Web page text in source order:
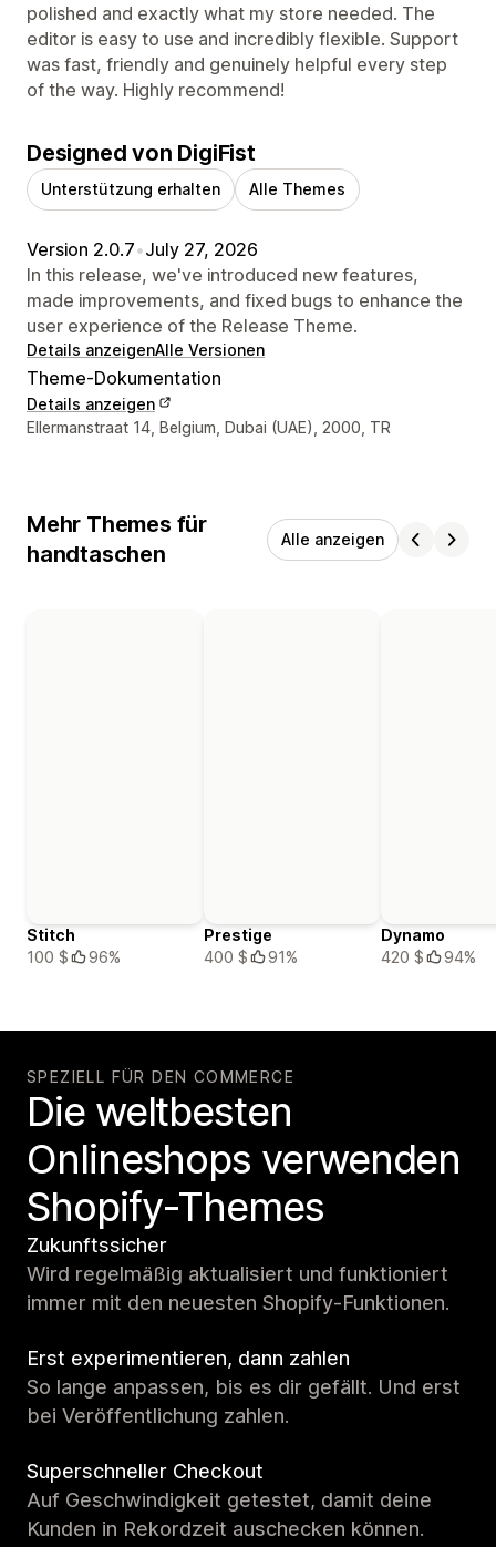
polished and exactly what my store needed. The
editor is easy to use and incredibly flexible. Support
was fast, friendly and genuinely helpful every step
of the way. Highly recommend!
Designed von DigiFist
Unterstützung erhalten Alle Themes
Version 2.0.7•July 27, 2026
In this release, we've introduced new features,
made improvements, and fixed bugs to enhance the
user experience of the Release Theme.
Details anzeigenAlle Versionen
Theme-Dokumentation
Details anzeigen
Designer-Kontaktdaten
Ellermanstraat 14, Belgium, Dubai (UAE), 2000, TR
Mehr Themes für
handtaschen
Alle anzeigen
Stitch
100 $
96%
Prestige
400 $
91%
Dynamo
420 $
94%
SPEZIELL FÜR DEN COMMERCE
Die weltbesten
Onlineshops verwenden
Shopify-Themes
Zukunftssicher
Wird regelmäßig aktualisiert und funktioniert
immer mit den neuesten Shopify-Funktionen.
Erst experimentieren, dann zahlen
So lange anpassen, bis es dir gefällt. Und erst
bei Veröffentlichung zahlen.
Superschneller Checkout
Auf Geschwindigkeit getestet, damit deine
Kunden in Rekordzeit auschecken können.